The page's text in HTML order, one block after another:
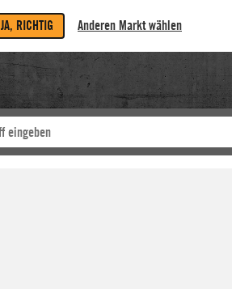
JA, RICHTIG Anderen Markt wählen